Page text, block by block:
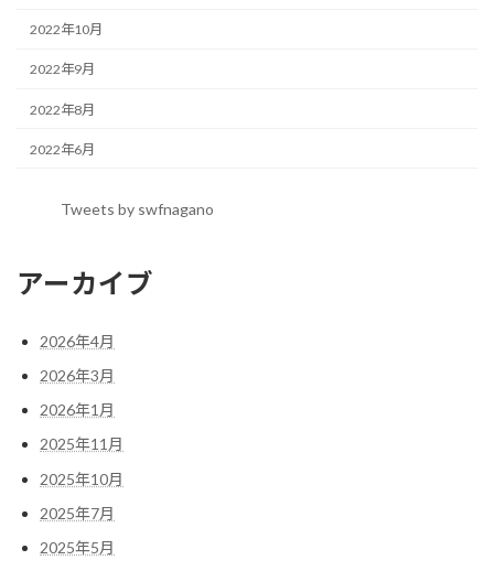
2022年10月
2022年9月
2022年8月
2022年6月
Tweets by swfnagano
アーカイブ
2026年4月
2026年3月
2026年1月
2025年11月
2025年10月
2025年7月
2025年5月